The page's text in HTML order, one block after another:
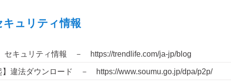
ュリティ情報
セキュリティ情報 － https://trendlife.com/ja-jp/blog
違法ダウンロード － https://www.soumu.go.jp/dpa/p2p/